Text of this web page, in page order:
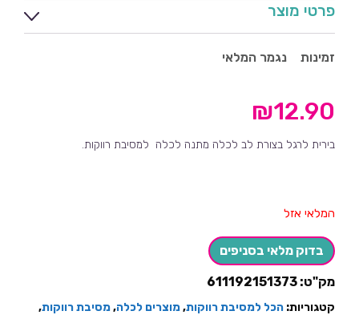
פרטי מוצר
זמינות נגמר המלאי
₪12.90
בירית לרגל בצורת לב לכלה מתנה לכלה למסיבת רווקות.
המלאי אזל
בדוק מלאי בסניפים
מק"ט: 611192151373
קטגוריות: הכל למסיבת רווקות,מוצרים לכלה,מסיבת רווקות,